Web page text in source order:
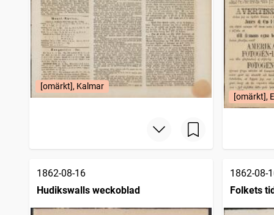
[omärkt], Kalmar
[omärkt],
1862-08-16
Hudikswalls weckoblad
1862-08-
Folkets